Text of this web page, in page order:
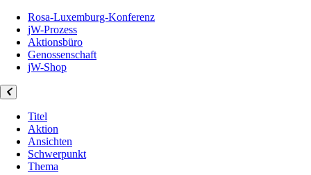
Rosa-Luxemburg-Konferenz
jW-Prozess
Aktionsbüro
Genossenschaft
jW-Shop
Titel
Aktion
Ansichten
Schwerpunkt
Thema